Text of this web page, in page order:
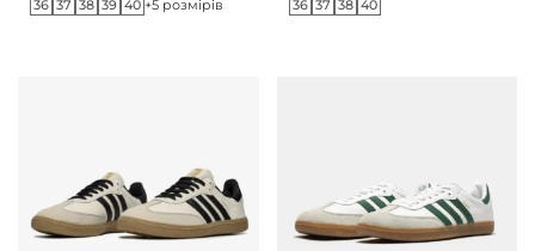
36 37 38 39 40 +5 розмірів 36 37 38 40